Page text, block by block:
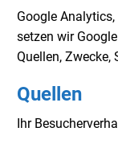
Google
setzen wir
Quellen, Zwecke,
Quellen
Ihr